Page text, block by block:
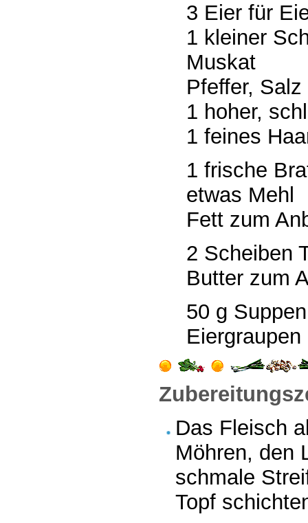
3 Eier für
1 kleiner
Muskat
Pfeffer, Salz
1 hoher,
1 feines
1 frische
etwas Mehl
Fett zum
2 Scheiben
Butter zum
50 g
Das Fleisch
Möhren, den
schmale
Topf